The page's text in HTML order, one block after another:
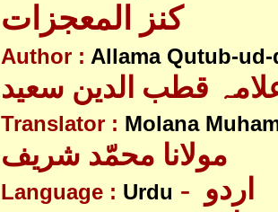
کنز المعجزات
Author : Allama Qutub-ud-
قطب الدین سعید
Translator : Molana
مولانا محمّد شریف
Language : Urdu